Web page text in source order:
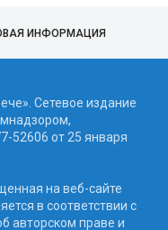
ИНФОРМАЦИЯ
Сетевое издание
52606 от 25 января
на веб-сайте
в соответствии с
авторском праве и